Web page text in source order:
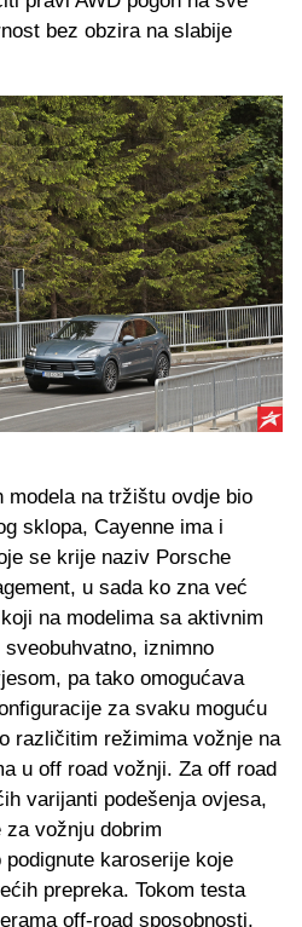
bez obzira na slabije
modela na tržištu ovdje bio
sklopa, Cayenne ima i
se krije naziv Porsche
u sada ko zna već
na modelima sa aktivnim
iznimno
pa tako omogućava
za svaku moguću
različitim režimima vožnje na
u off road vožnji. Za off road
varijanti podešenja ovjesa,
za vožnju dobrim
podignute karoserije koje
prepreka. Tokom testa
off-road sposobnosti,